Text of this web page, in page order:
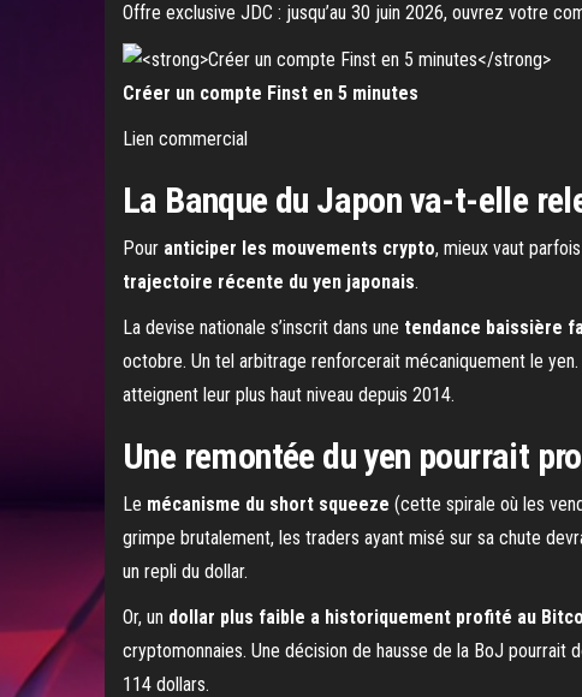
Offre exclusive JDC : jusqu’au 30 juin 2026, ouvrez votre
Créer un compte Finst en 5 minutes
Lien commercial
La Banque du Japon va-t-elle
Pour anticiper les mouvements crypto, mieux vaut
trajectoire récente du yen japonais.
La devise nationale s’inscrit dans une tendance baissière
octobre. Un tel arbitrage renforcerait mécaniquement le
atteignent leur plus haut niveau depuis 2014.
Une remontée du yen pourrait
Le mécanisme du short squeeze (cette spirale où les
grimpe brutalement, les traders ayant misé sur sa chute
un repli du dollar.
Or, un dollar plus faible a historiquement profité au
cryptomonnaies. Une décision de hausse de la BoJ pourrait
114 dollars.